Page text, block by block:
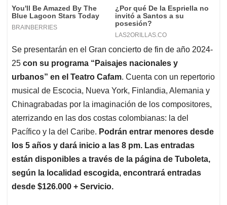
Se presentarán en el Gran concierto de fin de año 2024-
25 con su programa “Paisajes nacionales y
urbanos” en el Teatro Cafam. Cuenta con un repertorio
musical de Escocia, Nueva York, Finlandia, Alemania y
Chinagrabadas por la imaginación de los compositores,
aterrizando en las dos costas colombianas: la del
Pacífico y la del Caribe. Podrán entrar menores desde
los 5 años y dará inicio a las 8 pm. Las entradas
están disponibles a través de la página de Tuboleta,
según la localidad escogida, encontrará entradas
desde $126.000 + Servicio.